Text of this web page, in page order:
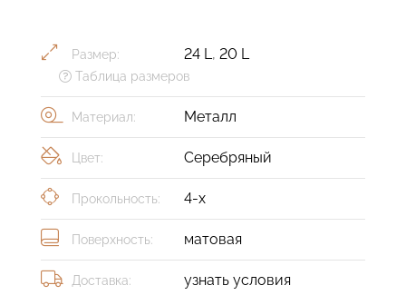
Размер: 24 L, 20 L
Таблица размеров
Материал: Металл
Цвет: Серебряный
Прокольность: 4-х
Поверхность: матовая
Доставка: узнать условия